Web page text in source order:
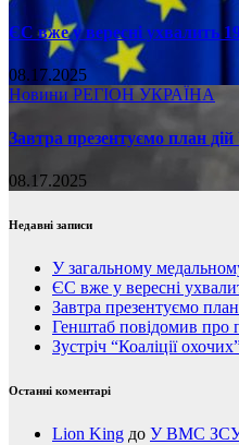
ЄС вже у вересні ухвалить
08.17.2025
Новини РЕГІОН УКРАЇНА
Завтра презентуємо план
08.17.2025
Недавні записи
У загальному
ЄС вже у вересні
Завтра презентуємо
Генштаб повідомив про
Зустріч “Коаліції
Останні коментарі
Lion King до У ВМС ЗСУ